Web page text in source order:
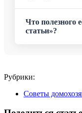
Что полезного
статьи»?
Рубрики:
Советы